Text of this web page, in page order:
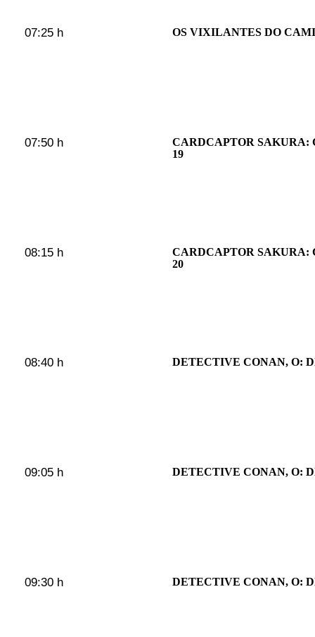
07:25 h OS VIXILANTES DO
07:50 h
CARDCAPTOR SAKURA:
19
08:15 h
CARDCAPTOR SAKURA:
20
08:40 h DETECTIVE CONAN, O:
09:05 h DETECTIVE CONAN, O:
09:30 h DETECTIVE CONAN, O: